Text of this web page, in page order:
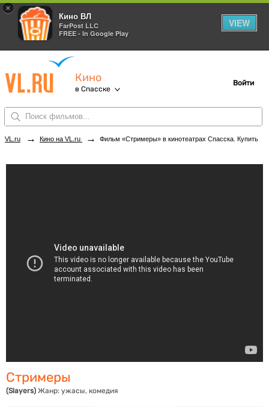
×
Кино ВЛ
FarPost LLC
FREE - In Google Play
VIEW
Кино
в Спасске
Войти
VL.ru → Кино на VL.ru → Фильм «Стримеры» в кинотеатрах Спасска. Купить билеты!
Стримеры
(Slayers) Жанр: ужасы, комедия